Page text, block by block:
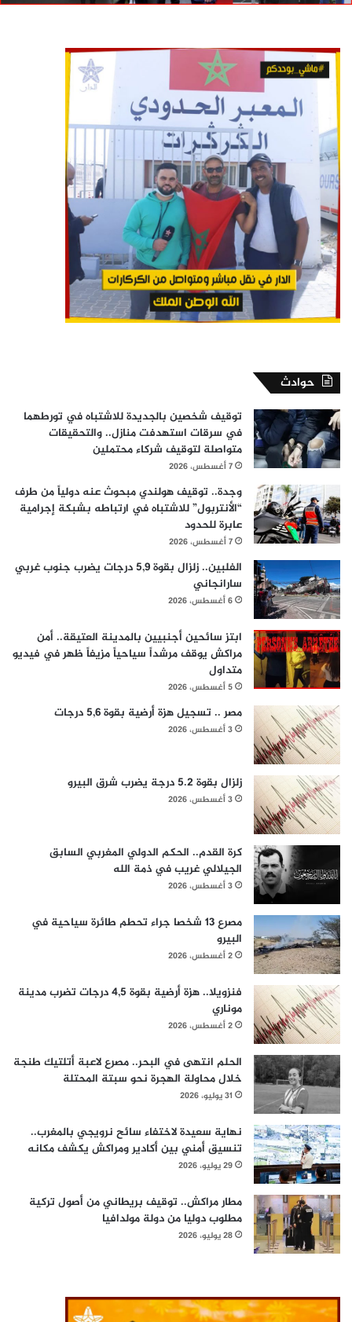
حوادث
توقيف شخصين بالجديدة للاشتباه في تورطهما
في سرقات استهدفت منازل.. والتحقيقات
متواصلة لتوقيف شركاء محتملين
7 أغسطس، 2026
وجدة.. توقيف هولندي مبحوث عنه دولياً من طرف
“الأنتربول” للاشتباه في ارتباطه بشبكة إجرامية
عابرة للحدود
7 أغسطس، 2026
الفلبين.. زلزال بقوة 5,9 درجات يضرب جنوب غربي
سارانجاني
6 أغسطس، 2026
ابتز سائحين أجنبيين بالمدينة العتيقة.. أمن
مراكش يوقف مرشداً سياحياً مزيفاً ظهر في فيديو
متداول
5 أغسطس، 2026
مصر .. تسجيل هزة أرضية بقوة 5,6 درجات
3 أغسطس، 2026
زلزال بقوة 5.2 درجة يضرب شرق البيرو
3 أغسطس، 2026
كرة القدم.. الحكم الدولي المغربي السابق
الجيلالي غريب في ذمة الله
3 أغسطس، 2026
مصرع 13 شخصا جراء تحطم طائرة سياحية في
البيرو
2 أغسطس، 2026
فنزويلا.. هزة أرضية بقوة 4,5 درجات تضرب مدينة
موناري
2 أغسطس، 2026
الحلم انتهى في البحر.. مصرع لاعبة أتلتيك طنجة
خلال محاولة الهجرة نحو سبتة المحتلة
31 يوليو، 2026
نهاية سعيدة لاختفاء سائح نرويجي بالمغرب..
تنسيق أمني بين أكادير ومراكش يكشف مكانه
29 يوليو، 2026
مطار مراكش.. توقيف بريطاني من أصول تركية
مطلوب دوليا من دولة مولدافيا
28 يوليو، 2026